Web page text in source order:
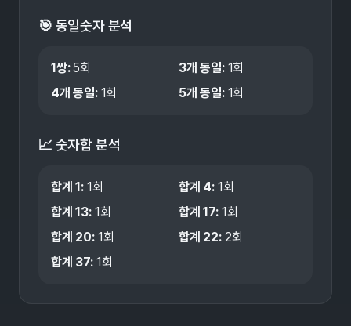
🎯 동일숫자 분석
1쌍: 5회 3개 동일: 1회
4개 동일: 1회 5개 동일: 1회
📈 숫자합 분석
합계1: 1회 합계 4: 1회
합계13: 1회 합계17: 1회
합계 20: 1회 합계 22: 2회
합계 37: 1회